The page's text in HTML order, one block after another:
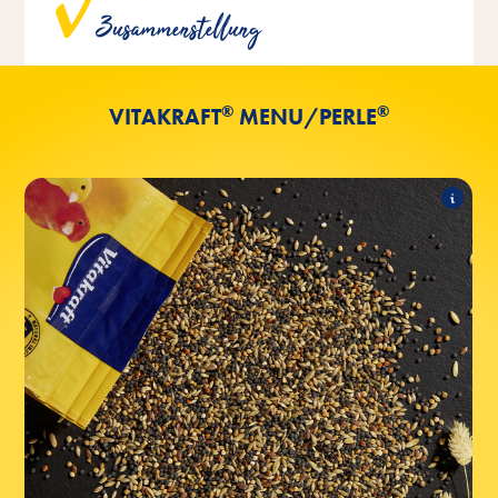
Zusammenstellung
entwickelt und ideal auf die Bedürfnisse der jeweiligen
Vogelart abgestimmt.
VITAKRAFT® MENU/PERLE®
Kanarien Perle
®
Folgende Produkte zählen zum Sortiment:
Kanarien Perle
®